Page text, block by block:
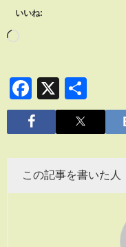
いいね:
Facebook
X
有
この記事を書いた人